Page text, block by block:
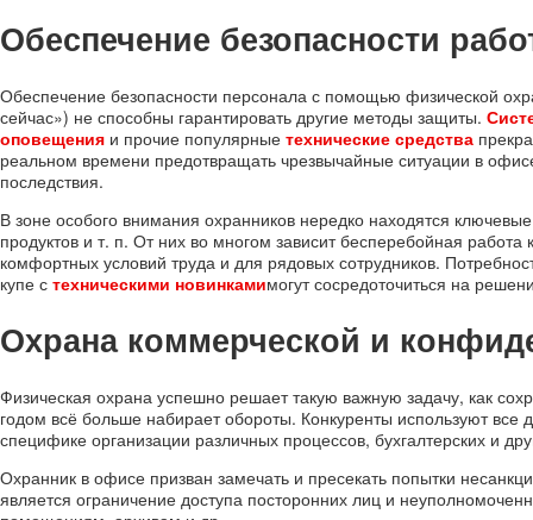
Обеспечение безопасности
Обеспечение безопасности персонала с помощью физической
сейчас») не способны гарантировать другие методы защиты.
оповещения и прочие популярные технические средства
реальном времени предотвращать чрезвычайные ситуации в
последствия.
В зоне особого внимания охранников нередко находятся
продуктов и т. п. От них во многом зависит бесперебойная
комфортных условий труда и для рядовых сотрудников.
купе с техническими новинкамимогут сосредоточиться на
Охрана коммерческой и
Физическая охрана успешно решает такую важную задачу, как
годом всё больше набирает обороты. Конкуренты используют
специфике организации различных процессов, бухгалтерских и
Охранник в офисе призван замечать и пресекать попытки
является ограничение доступа посторонних лиц и